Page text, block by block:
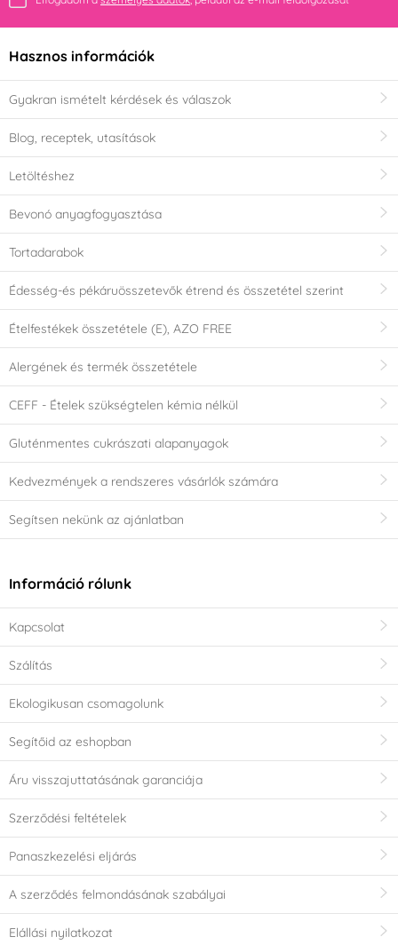
Hasznos információk
Gyakran ismételt kérdések és válaszok
Blog, receptek, utasítások
Letöltéshez
Bevonó anyagfogyasztása
Tortadarabok
Édesség-és pékáruösszetevők étrend és összetétel szerint
Ételfestékek összetétele (E), AZO FREE
Alergének és termék összetétele
CEFF - Ételek szükségtelen kémia nélkül
Gluténmentes cukrászati alapanyagok
Kedvezmények a rendszeres vásárlók számára
Segítsen nekünk az ajánlatban
Információ rólunk
Kapcsolat
Szálítás
Ekologikusan csomagolunk
Segítőid az eshopban
Áru visszajuttatásának garanciája
Szerződési feltételek
Panaszkezelési eljárás
A szerződés felmondásának szabályai
Elállási nyilatkozat